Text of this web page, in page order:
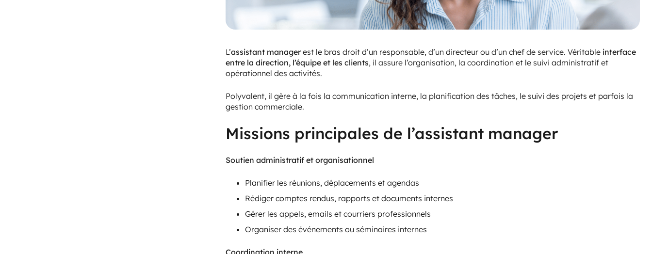
L’assistant managerest le bras droit d’un responsable, d’un directeur ou d’un chef de service. Véritable interface
entre la direction, l’équipe et les clients, il assure l’organisation, la coordination et le suivi administratif et
opérationnel des activités.
Polyvalent, il gère à la fois la communication interne, la planification des tâches, le suivi des projets et parfois la
gestion commerciale.
Missions principales de l’assistant manager
Soutien administratif et organisationnel
Planifier les réunions, déplacements et agendas
Rédiger comptes rendus, rapports et documents internes
Gérer les appels, emails et courriers professionnels
Organiser des événements ou séminaires internes